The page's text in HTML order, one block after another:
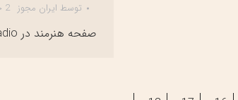
توسط ایران مجوز 2 خرداد 1400
صفحه هنرمند در IM Radio